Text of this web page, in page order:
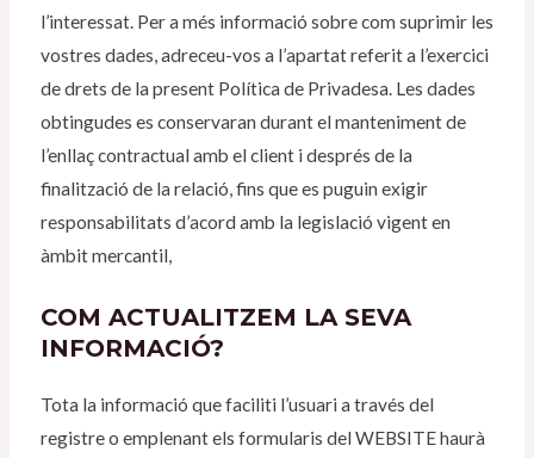
l’interessat. Per a més informació sobre com suprimir les
vostres dades, adreceu-vos a l’apartat referit a l’exercici
de drets de la present Política de Privadesa. Les dades
obtingudes es conservaran durant el manteniment de
l’enllaç contractual amb el client i després de la
finalització de la relació, fins que es puguin exigir
responsabilitats d’acord amb la legislació vigent en
àmbit mercantil,
COM ACTUALITZEM LA SEVA
INFORMACIÓ?
Tota la informació que faciliti l’usuari a través del
registre o emplenant els formularis del WEBSITE haurà